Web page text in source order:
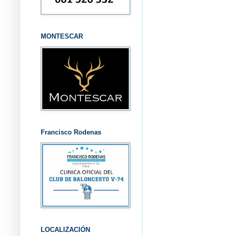
MONTESCAR
Francisco Rodenas
LOCALIZACIÓN